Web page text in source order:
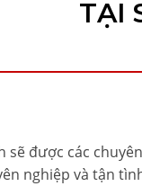
TẠI
sẽ được các
nghiệp và tận